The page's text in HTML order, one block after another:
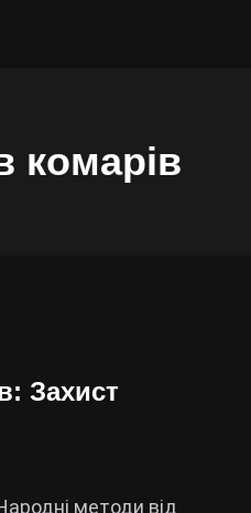
комарів
Захист
методи від